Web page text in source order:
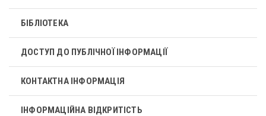
БІБЛІОТЕКА
ДОСТУП ДО ПУБЛІЧНОЇ ІНФОРМАЦІЇ
КОНТАКТНА ІНФОРМАЦІЯ
ІНФОРМАЦІЙНА ВІДКРИТІСТЬ